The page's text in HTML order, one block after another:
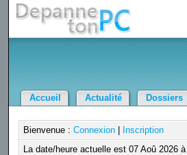
Accueil Actualité Dossiers
Bienvenue : Connexion|
Inscription
La date/heure actuelle est 07 Aoû 2026